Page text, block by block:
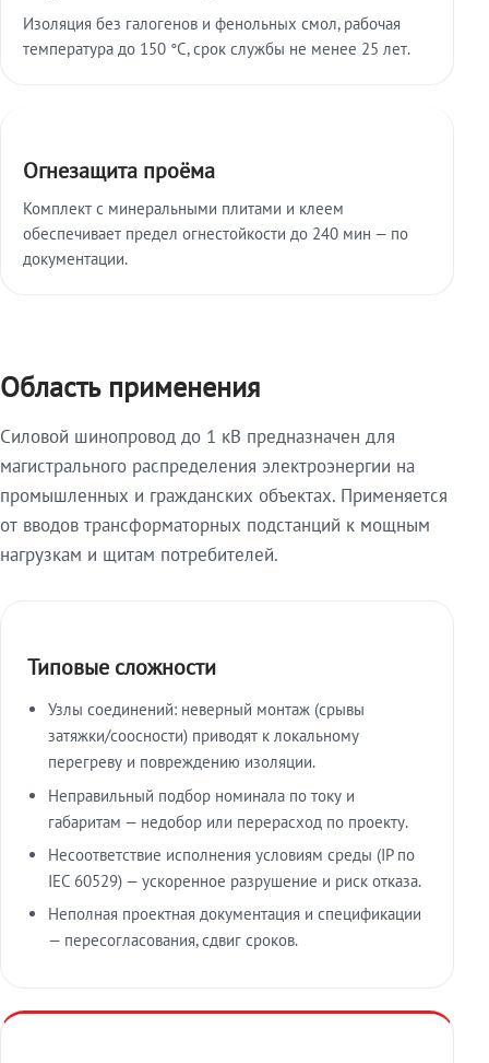
Изоляция без галогенов и фенольных смол, рабочая
температура до 150 °C, срок службы не менее 25 лет.
Огнезащита проёма
Комплект с минеральными плитами и клеем
обеспечивает предел огнестойкости до 240 мин — по
документации.
Область применения
Силовой шинопровод до 1 кВ предназначен для
магистрального распределения электроэнергии на
промышленных и гражданских объектах. Применяется
от вводов трансформаторных подстанций к мощным
нагрузкам и щитам потребителей.
Типовые сложности
Узлы соединений: неверный монтаж (срывы
затяжки/соосности) приводят к локальному
перегреву и повреждению изоляции.
Неправильный подбор номинала по току и
габаритам — недобор или перерасход по проекту.
Несоответствие исполнения условиям среды (IP по
IEC 60529) — ускоренное разрушение и риск отказа.
Неполная проектная документация и спецификации
— пересогласования, сдвиг сроков.